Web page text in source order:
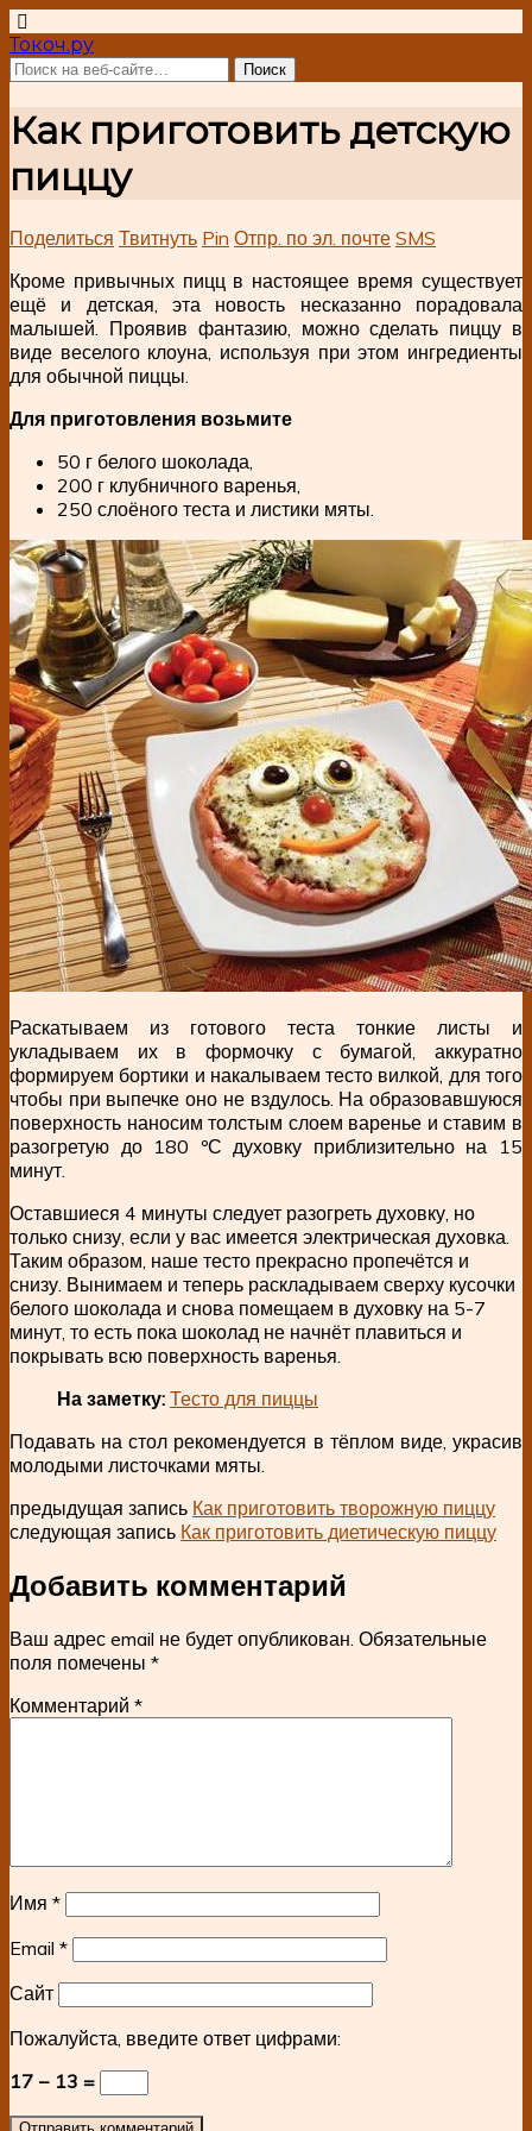
Токоч.ру
Как приготовить детскую
пиццу
Поделиться Твитнуть Pin Отпр. по эл. почте SMS
Кроме привычных пицц в настоящее время существует
ещё и детская, эта новость несказанно порадовала
малышей. Проявив фантазию, можно сделать пиццу в
виде веселого клоуна, используя при этом ингредиенты
для обычной пиццы.
Для приготовления возьмите
50 г белого шоколада,
200 г клубничного варенья,
250 слоёного теста и листики мяты.
Раскатываем из готового теста тонкие листы и
укладываем их в формочку с бумагой, аккуратно
формируем бортики и накалываем тесто вилкой, для того
чтобы при выпечке оно не вздулось. На образовавшуюся
поверхность наносим толстым слоем варенье и ставим в
разогретую до 180 ºС духовку приблизительно на 15
минут.
Оставшиеся 4 минуты следует разогреть духовку, но
только снизу, если у вас имеется электрическая духовка.
Таким образом, наше тесто прекрасно пропечётся и
снизу. Вынимаем и теперь раскладываем сверху кусочки
белого шоколада и снова помещаем в духовку на 5-7
минут, то есть пока шоколад не начнёт плавиться и
покрывать всю поверхность варенья.
На заметку: Тесто для пиццы
Подавать на стол рекомендуется в тёплом виде, украсив
молодыми листочками мяты.
предыдущая запись Как приготовить творожную пиццу
следующая запись Как приготовить диетическую пиццу
Добавить комментарий
Ваш адрес email не будет опубликован. Обязательные
поля помечены *
Комментарий *
Имя *
Email *
Сайт
Пожалуйста, введите ответ цифрами:
17 − 13 =